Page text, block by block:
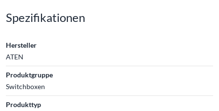
Spezifikationen
Hersteller
ATEN
Produktgruppe
Switchboxen
Produkttyp